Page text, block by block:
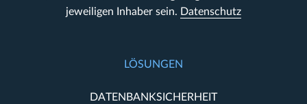
jeweiligen Inhaber sein. Datenschutz
LÖSUNGEN
DATENBANKSICHERHEIT